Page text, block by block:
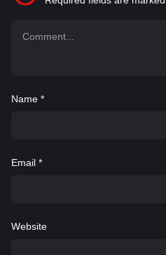
Name *
Email *
Website